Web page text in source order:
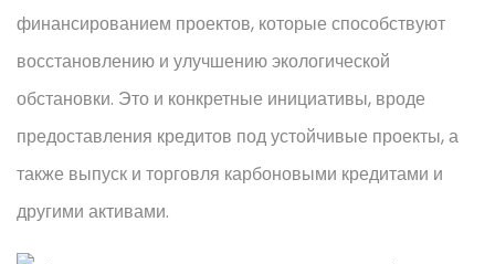
финансированием проектов, которые способствуют
восстановлению и улучшению экологической
обстановки. Это и конкретные инициативы, вроде
предоставления кредитов под устойчивые проекты, а
также выпуск и торговля карбоновыми кредитами и
другими активами.